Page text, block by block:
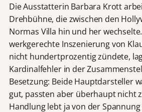
Die Ausstatterin Barbara Krott
Drehbühne, die zwischen den
Normas Villa hin und her
werkgerechte Inszenierung von
nicht hundertprozentig zündete,
Kardinalfehler in der
Besetzung: Beide Hauptdarsteller
gut, passten aber überhaupt nicht
Handlung lebt ja von der